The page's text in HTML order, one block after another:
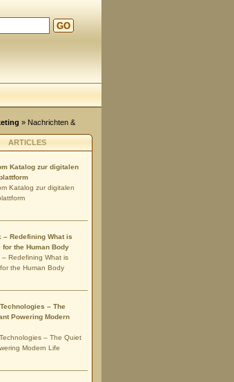
GO
» Nachrichten &
ARTICLES
Katalog zur digitalen
Katalog zur digitalen
– Redefining What is
for the Human Body
– Redefining What is
the Human Body
– The
Powering Modern
– The Quiet
Modern Life